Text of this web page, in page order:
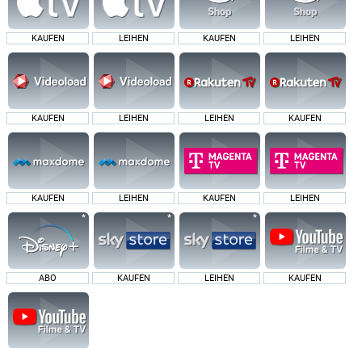
KAUFEN LEIHEN KAUFEN LEIHEN
KAUFEN LEIHEN LEIHEN KAUFEN
KAUFEN LEIHEN KAUFEN LEIHEN
ABO KAUFEN LEIHEN KAUFEN